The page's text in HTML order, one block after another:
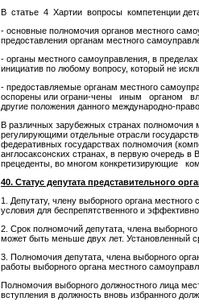
В статье 4 Хартии вопросы компетенции
- основные полномочия органов местного
предоставления органам местного
- органы местного самоуправления, в
инициатив по любому вопросу, который не
- предоставляемые органам местного
оспорены или ограни-чены иным органом
другие положения данного международно-
В различных зарубежных странах полномочия
регулирующими отдельные отрасли
федеративных государствах полномочия
англосаксонских странах, в первую
прецеденты, во многом конкретизирующие
40. Статус депутата представительного
1. Депутату, члену выборного органа
условия для беспрепятственного и
2. Срок полномочий депутата, члена
может быть меньше двух лет. Установленный
3. Полномочия депутата, члена выборного
работы выборного органа местного
Полномочия выборного должностного лица
вступления в должность вновь избранного